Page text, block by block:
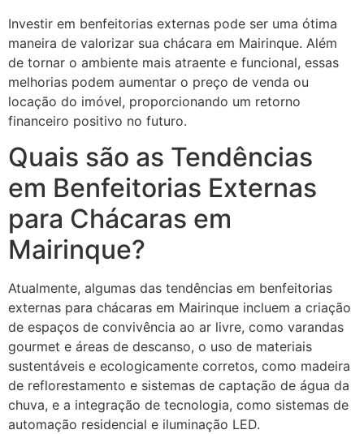
Investir em benfeitorias externas pode ser uma ótima
maneira de valorizar sua chácara em Mairinque. Além
de tornar o ambiente mais atraente e funcional, essas
melhorias podem aumentar o preço de venda ou
locação do imóvel, proporcionando um retorno
financeiro positivo no futuro.
Quais são as Tendências
em Benfeitorias Externas
para Chácaras em
Mairinque?
Atualmente, algumas das tendências em benfeitorias
externas para chácaras em Mairinque incluem a criação
de espaços de convivência ao ar livre, como varandas
gourmet e áreas de descanso, o uso de materiais
sustentáveis e ecologicamente corretos, como madeira
de reflorestamento e sistemas de captação de água da
chuva, e a integração de tecnologia, como sistemas de
automação residencial e iluminação LED.